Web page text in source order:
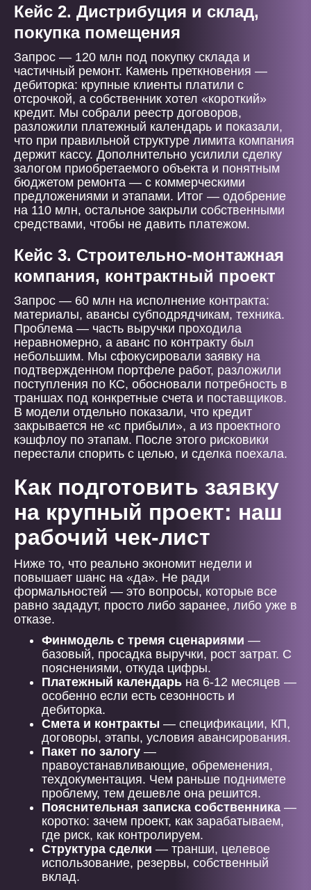
Кейс 2. Дистрибуция и склад,
покупка помещения
Запрос — 120 млн под покупку склада и
частичный ремонт. Камень преткновения —
дебиторка: крупные клиенты платили с
отсрочкой, а собственник хотел «короткий»
кредит. Мы собрали реестр договоров,
разложили платежный календарь и показали,
что при правильной структуре лимита компания
держит кассу. Дополнительно усилили сделку
залогом приобретаемого объекта и понятным
бюджетом ремонта — с коммерческими
предложениями и этапами. Итог — одобрение
на 110 млн, остальное закрыли собственными
средствами, чтобы не давить платежом.
Кейс 3. Строительно-монтажная
компания, контрактный проект
Запрос — 60 млн на исполнение контракта:
материалы, авансы субподрядчикам, техника.
Проблема — часть выручки проходила
неравномерно, а аванс по контракту был
небольшим. Мы сфокусировали заявку на
подтвержденном портфеле работ, разложили
поступления по КС, обосновали потребность в
траншах под конкретные счета и поставщиков.
В модели отдельно показали, что кредит
закрывается не «с прибыли», а из проектного
кэшфлоу по этапам. После этого рисковики
перестали спорить с целью, и сделка поехала.
Как подготовить заявку
на крупный проект: наш
рабочий чек-лист
Ниже то, что реально экономит недели и
повышает шанс на «да». Не ради
формальностей — это вопросы, которые все
равно зададут, просто либо заранее, либо уже в
отказе.
Финмодель с тремя сценариями —
базовый, просадка выручки, рост затрат. С
пояснениями, откуда цифры.
Платежный календарь на 6-12 месяцев —
особенно если есть сезонность и
дебиторка.
Смета и контракты — спецификации, КП,
договоры, этапы, условия авансирования.
Пакет по залогу —
правоустанавливающие, обременения,
техдокументация. Чем раньше поднимете
проблему, тем дешевле она решится.
Пояснительная записка собственника —
коротко: зачем проект, как зарабатываем,
где риск, как контролируем.
Структура сделки — транши, целевое
использование, резервы, собственный
вклад.